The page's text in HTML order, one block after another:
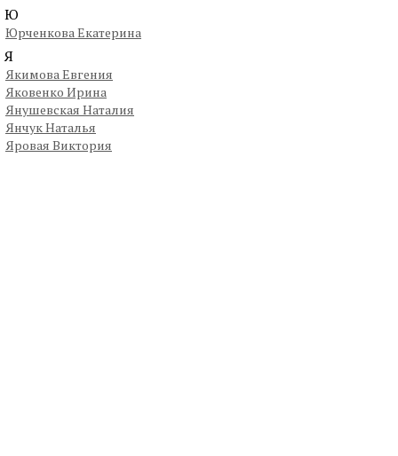
Ю
Юрченкова Екатерина
Я
Якимова Евгения
Яковенко Ирина
Янушевская Наталия
Янчук Наталья
Яровая Виктория